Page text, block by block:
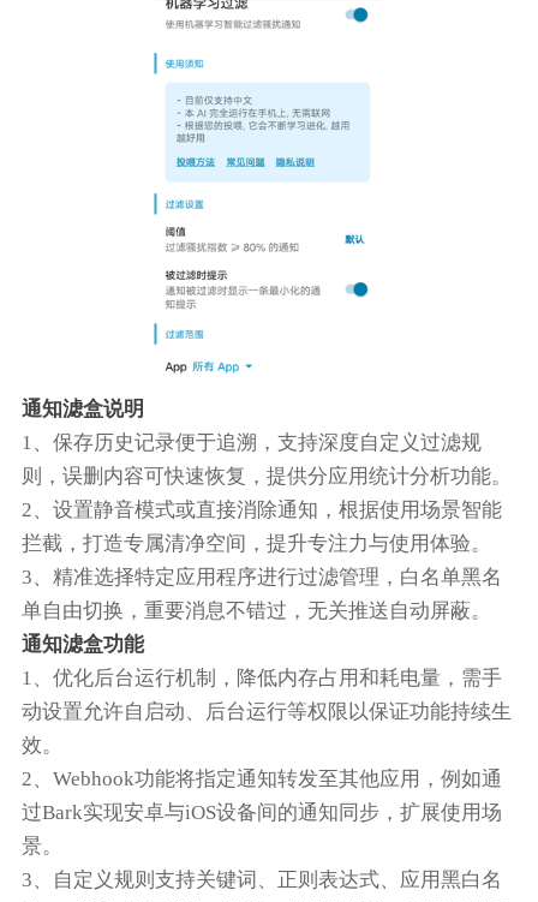
通知滤盒说明
1、保存历史记录便于追溯，支持深度自定义过滤规
则，误删内容可快速恢复，提供分应用统计分析功能。
2、设置静音模式或直接消除通知，根据使用场景智能
拦截，打造专属清净空间，提升专注力与使用体验。
3、精准选择特定应用程序进行过滤管理，白名单黑名
单自由切换，重要消息不错过，无关推送自动屏蔽。
通知滤盒功能
1、优化后台运行机制，降低内存占用和耗电量，需手
动设置允许自启动、后台运行等权限以保证功能持续生
效。
2、Webhook功能将指定通知转发至其他应用，例如通
过Bark实现安卓与iOS设备间的通知同步，扩展使用场
景。
3、自定义规则支持关键词、正则表达式、应用黑白名